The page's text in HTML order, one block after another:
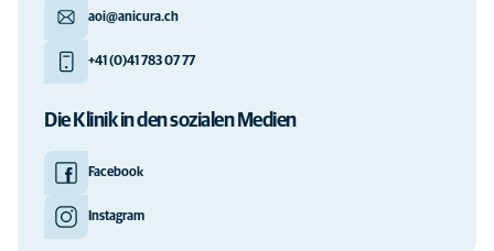
aoi@anicura.ch
+41 (0)41 783 07 77
Die Klinik in den sozialen Medien
Facebook
Instagram